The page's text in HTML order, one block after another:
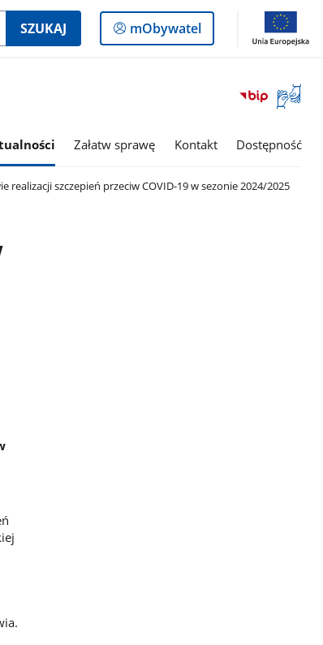
SZUKAJ
Logowanie
do
mObywatel
Otwórz
okno
Załatw sprawę Kontakt Dostępność
szczepień przeciw COVID-19 w sezonie 2024/2025